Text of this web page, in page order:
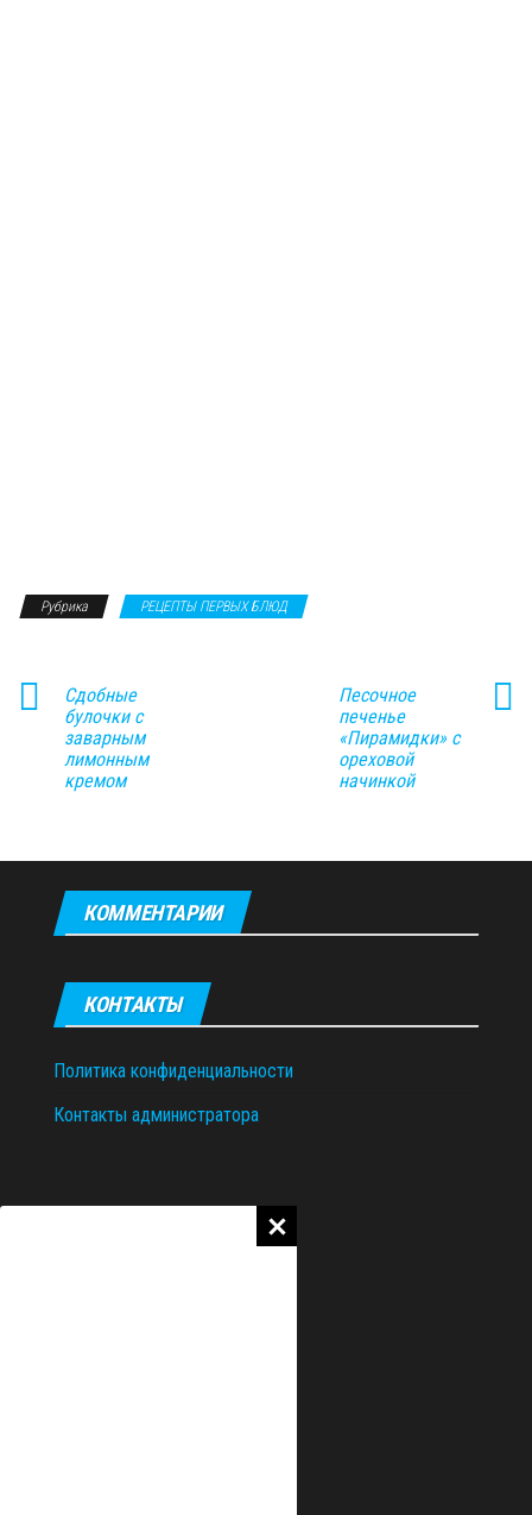
Рубрика РЕЦЕПТЫ ПЕРВЫХ БЛЮД
Сдобные
булочки с
заварным
лимонным
кремом
Песочное
печенье
«Пирамидки» с
ореховой
начинкой
КОММЕНТАРИИ
КОНТАКТЫ
Политика конфиденциальности
Контакты администратора